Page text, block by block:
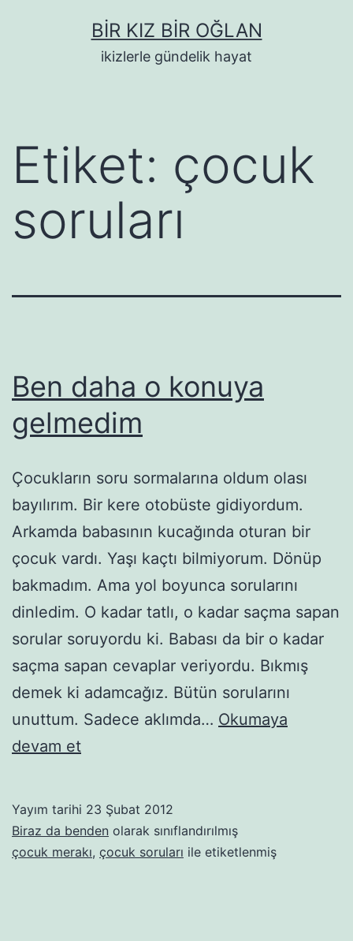
BIR KIZ BIR OĞLAN
ikizlerle gündelik hayat
Etiket: çocuk
soruları
Ben daha o konuya
gelmedim
Çocukların soru sormalarına oldum olası
bayılırım. Bir kere otobüste gidiyordum.
Arkamda babasının kucağında oturan bir
çocuk vardı. Yaşı kaçtı bilmiyorum. Dönüp
bakmadım. Ama yol boyunca sorularını
dinledim. O kadar tatlı, o kadar saçma sapan
sorular soruyordu ki. Babası da bir o kadar
saçma sapan cevaplar veriyordu. Bıkmış
demek ki adamcağız. Bütün sorularını
unuttum. Sadece aklımda… Okumaya
devam etBen
konuya
gelmedim
Yayım tarihi 23 Şubat 2012
Biraz da benden olarak sınıflandırılmış
çocuk merakı, çocuk soruları ile etiketlenmiş